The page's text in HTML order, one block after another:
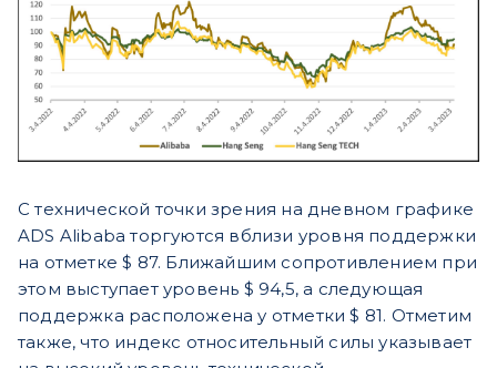
С технической точки зрения на дневном графике
ADS Alibaba торгуются вблизи уровня поддержки
на отметке $ 87. Ближайшим сопротивлением при
этом выступает уровень $ 94,5, а следующая
поддержка расположена у отметки $ 81. Отметим
также, что индекс относительный силы указывает